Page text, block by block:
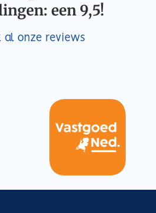
een 9,5!
al onze reviews